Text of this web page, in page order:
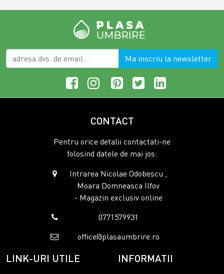
Ma inscriu la newsletter
CONTACT
Pentru orice detalii contactati-ne
folosind datele de mai jos:
Intrarea Nicolae Odobescu ,
Moara Domneasca Ilfov
- Magazin exclusiv online
0771579931
office@plasaumbrire.ro
LINK-URI UTILE INFORMATII